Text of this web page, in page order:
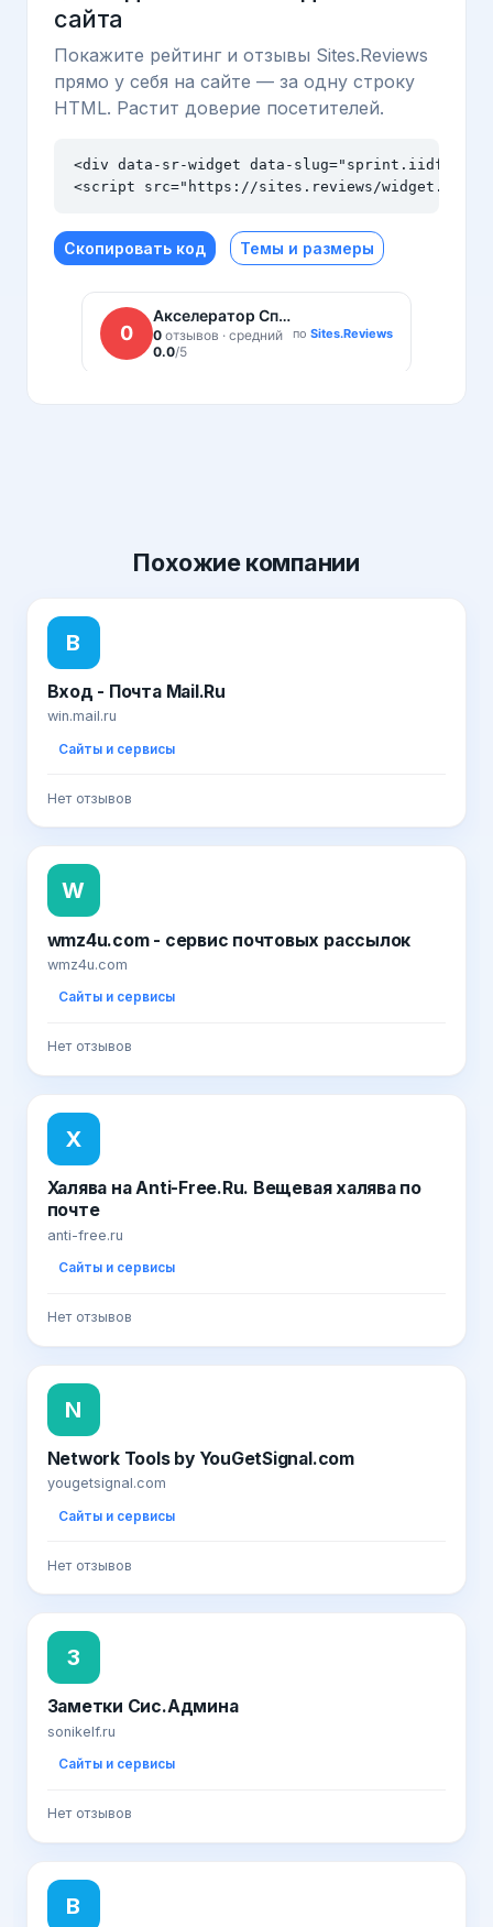
сайта
Покажите рейтинг и отзывы Sites.Reviews
прямо у себя на сайте — за одну строку
HTML. Растит доверие посетителей.
<div data-sr-widget data-slug="sprint.iidf.ru"
<script src="https://sites.reviews/widget.js"
Скопировать код Темы и размеры
Похожиекомпании
В
Вход - Почта Mail.Ru
win.mail.ru
Сайты и сервисы
Нет отзывов
W
wmz4u.com - cервис почтовых рассылок
wmz4u.com
Сайты и сервисы
Нет отзывов
Х
Халява на Anti-Free.Ru. Вещевая халява по
почте
anti-free.ru
Сайты и сервисы
Нет отзывов
N
Network Tools by YouGetSignal.com
yougetsignal.com
Сайты и сервисы
Нет отзывов
З
Заметки Сис.Админа
sonikelf.ru
Сайты и сервисы
Нет отзывов
В